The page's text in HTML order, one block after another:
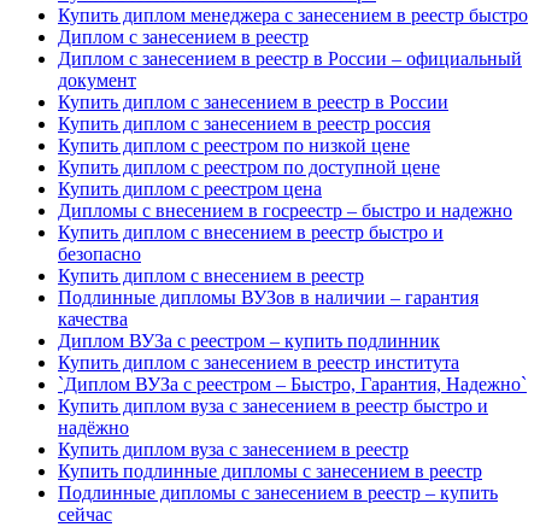
Купить диплом менеджера с занесением в реестр быстро
Диплом с занесением в реестр
Диплом с занесением в реестр в России – официальный
документ
Купить диплом с занесением в реестр в России
Купить диплом с занесением в реестр россия
Купить диплом с реестром по низкой цене
Купить диплом с реестром по доступной цене
Купить диплом с реестром цена
Дипломы с внесением в госреестр – быстро и надежно
Купить диплом с внесением в реестр быстро и
безопасно
Купить диплом с внесением в реестр
Подлинные дипломы ВУЗов в наличии – гарантия
качества
Диплом ВУЗа с реестром – купить подлинник
Купить диплом с занесением в реестр института
`Диплом ВУЗа с реестром – Быстро, Гарантия, Надежно`
Купить диплом вуза с занесением в реестр быстро и
надёжно
Купить диплом вуза с занесением в реестр
Купить подлинные дипломы с занесением в реестр
Подлинные дипломы с занесением в реестр – купить
сейчас